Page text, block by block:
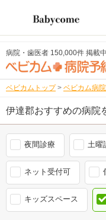
病院・歯医者 150,000件 掲載中
ベビカムトップ > ベビカム病
伊達郡おすすめの病院
夜間診療 土曜
ネット受付可
キッズスペース